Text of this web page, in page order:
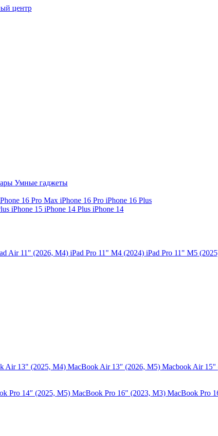
центр
Умные гаджеты
16 Pro Max iPhone 16 Pro iPhone 16 Plus
iPhone 15 iPhone 14 Plus iPhone 14
Air 11" (2026, M4) iPad Pro 11" M4 (2024) iPad Pro 11" M5
Air 13" (2025, M4) MacBook Air 13″ (2026, M5) Macbook Air 15"
Pro 14″ (2025, M5) MacBook Pro 16" (2023, M3) MacBook Pro